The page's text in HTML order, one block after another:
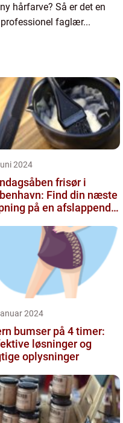
hårfarve? Så er det en
faglær...
2024
frisør i
Find din næste
på en afslappende
2024
bumser på 4 timer:
løsninger og
oplysninger